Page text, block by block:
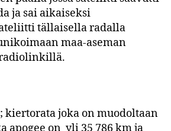
ja sai aikaiseksi
tällaisella radalla
maa-aseman
kiertorata joka on muodoltaan
apogee on yli 35 786 km ja